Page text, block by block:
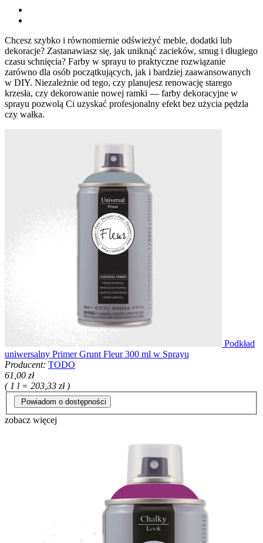
Chcesz szybko i równomiernie odświeżyć meble, dodatki lub
dekoracje? Zastanawiasz się, jak uniknąć zacieków, smug i długiego
czasu schnięcia? Farby w sprayu to praktyczne rozwiązanie
zarówno dla osób początkujących, jak i bardziej zaawansowanych
w DIY. Niezależnie od tego, czy planujesz renowację starego
krzesła, czy dekorowanie nowej ramki — farby dekoracyjne w
sprayu pozwolą Ci uzyskać profesjonalny efekt bez użycia pędzla
czy wałka.
Podkład
uniwersalny Primer Grunt Fleur 300 ml w Sprayu
Producent: TODO
61,00 zł
( 1 l = 203,33 zł )
Powiadom o dostępności
zobacz więcej